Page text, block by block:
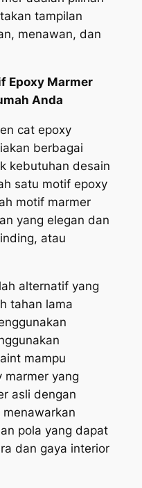
tampilan
menawan, dan
Epoxy Marmer
Anda
cat epoxy
berbagai
kebutuhan desain
satu motif epoxy
motif marmer
yang elegan dan
atau
alternatif yang
tahan lama
mampu
marmer yang
asli dengan
pola yang dapat
dan gaya interior